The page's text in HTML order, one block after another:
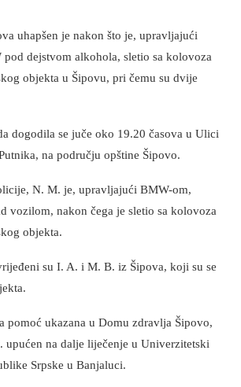
uhapšen je nakon što je, upravljajući
dejstvom alkohola, sletio sa kolovoza
objekta u Šipovu, pri čemu su dvije
dogodila se juče oko 19.20 časova u Ulici
na području opštine Šipovo.
N. M. je, upravljajući BMW-om,
vozilom, nakon čega je sletio sa kolovoza
objekta.
su I. A. i M. B. iz Šipova, koji su se
pomoć ukazana u Domu zdravlja Šipovo,
upućen na dalje liječenje u Univerzitetski
Srpske u Banjaluci.